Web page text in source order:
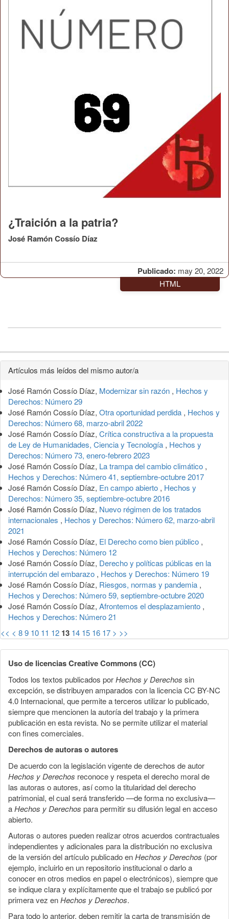
Publicado: may 20, 2022
¿Traición a la patria?
José Ramón Cossío Díaz
HTML
Detalles
del
artículo
Artículos más leídos del mismo autor/a
José Ramón Cossío Díaz, Modernizar sin razón , Hechos y
Derechos: Número 29
José Ramón Cossío Díaz, Otra oportunidad perdida , Hechos y
Derechos: Número 68, marzo-abril 2022
José Ramón Cossío Díaz, Crítica constructiva a la propuesta
de Ley de Humanidades, Ciencia y Tecnología , Hechos y
Derechos: Número 73, enero-febrero 2023
José Ramón Cossío Díaz, La trampa del cambio climático ,
Hechos y Derechos: Número 41, septiembre-octubre 2017
José Ramón Cossío Díaz, En campo abierto , Hechos y
Derechos: Número 35, septiembre-octubre 2016
José Ramón Cossío Díaz, Nuevo régimen de los tratados
internacionales , Hechos y Derechos: Número 62, marzo-abril
2021
José Ramón Cossío Díaz, El Derecho como bien público ,
Hechos y Derechos: Número 12
José Ramón Cossío Díaz, Derecho y políticas públicas en la
interrupción del embarazo , Hechos y Derechos: Número 19
José Ramón Cossío Díaz, Riesgos, normas y pandemia ,
Hechos y Derechos: Número 59, septiembre-octubre 2020
José Ramón Cossío Díaz, Afrontemos el desplazamiento ,
Hechos y Derechos: Número 21
<< < 89 10 11 12 13 14 15 16 17 > >>
Uso de licencias Creative Commons (CC)
Todos los textos publicados porHechos y Derechos sin
excepción, se distribuyen amparados con la licencia CC BY-NC
4.0 Internacional, que permite a terceros utilizar lo publicado,
siempre que mencionen la autoría del trabajo y la primera
publicación en esta revista. No se permite utilizar el material
con fines comerciales.
Derechos de autoras o autores
De acuerdo con la legislación vigente de derechos de autor
Hechos y Derechos reconoce y respeta el derecho moral de
las autoras o autores, así como la titularidad del derecho
patrimonial, el cual será transferido —de forma no exclusiva—
aHechos y Derechos para permitir su difusión legal en acceso
abierto.
Autoras o autores pueden realizar otros acuerdos contractuales
independientes y adicionales para la distribución no exclusiva
de la versión del artículo publicado enHechos y Derechos (por
ejemplo, incluirlo en un repositorio institucional o darlo a
conocer en otros medios en papel o electrónicos), siempre que
se indique clara y explícitamente que el trabajo se publicó por
primera vez enHechos y Derechos.
Para todo lo anterior, deben remitir la carta de transmisión de